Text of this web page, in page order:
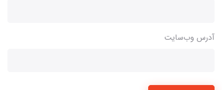
آدرس وب‌سایت